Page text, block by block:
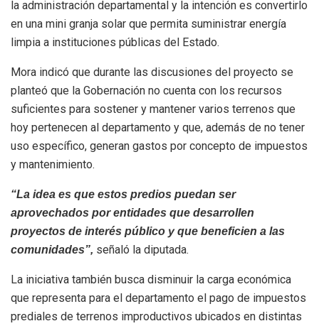
la administración departamental y la intención es convertirlo
en una mini granja solar que permita suministrar energía
limpia a instituciones públicas del Estado.
Mora indicó que durante las discusiones del proyecto se
planteó que la Gobernación no cuenta con los recursos
suficientes para sostener y mantener varios terrenos que
hoy pertenecen al departamento y que, además de no tener
uso específico, generan gastos por concepto de impuestos
y mantenimiento.
“La idea es que estos predios puedan ser
aprovechados por entidades que desarrollen
proyectos de interés público y que beneficien a las
comunidades”, señaló la diputada.
La iniciativa también busca disminuir la carga económica
que representa para el departamento el pago de impuestos
prediales de terrenos improductivos ubicados en distintas